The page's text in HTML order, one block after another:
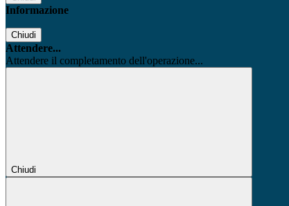
Informazione
Chiudi
Attendere...
Attendere il completamento dell'operazione...
Chiudi